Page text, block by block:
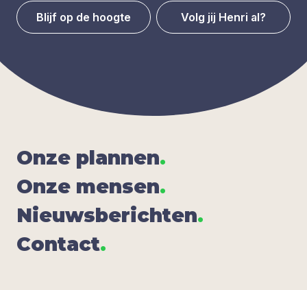
Blijf op de hoogte Volg jij Henri al?
Onze plan­nen.
Onze men­sen.
Nieuws­be­rich­ten.
Con­tact.